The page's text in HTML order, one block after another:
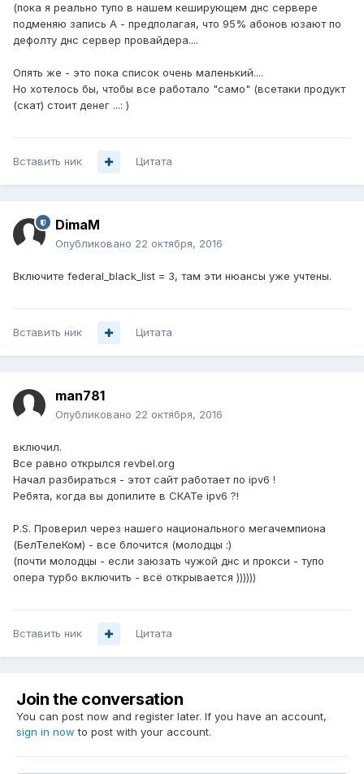
(пока я реально тупо в нашем кеширующем днс сервере
подменяю запись А - предполагая, что 95% абонов юзают по
дефолту днс сервер провайдера....
Опять же - это пока список очень маленький....
Но хотелось бы, чтобы все работало "само" (всетаки продукт
(скат) стоит денег ...: )
Вставить ник Цитата
DimaM
Опубликовано 22 октября, 2016
Включите federal_black_list = 3, там эти нюансы уже учтены.
Вставить ник Цитата
man781
Опубликовано 22 октября, 2016
включил.
Все равно открылся revbel.org
Начал разбираться - этот сайт работает по ipv6 !
Ребята, когда вы допилите в СКАТе ipv6 ?!
P.S. Проверил через нашего национального мегачемпиона
(БелТелеКом) - все блочится (молодцы :)
(почти молодцы - если заюзать чужой днс и прокси - тупо
опера турбо включить - всё открывается ))))))
Вставить ник Цитата
Join the conversation
You can post now and register later. If you have an account,
sign in now to post with your account.